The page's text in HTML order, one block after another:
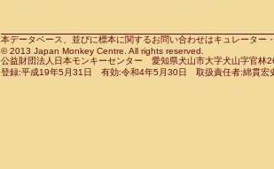
CercopithecidaePapio anubis(0)
CercopithecidaePapio cynocephalus
CercopithecidaePapio hamadryas(0)
CebidaeSaguinus leucopus(0)
CebidaeSaguinus midas(0)
Cebidae Saguinus mystax(0)
本データベース、並びに標本に関するお問い合わせはキュレータ
© 2013 Japan Monkey Centre. All rights reserved.
公益財団法人日本モンキーセンター 愛知県犬山市大字犬山字官
登録:平成19年5月31日 有効:令和4年5月30日 取扱責任者:綿貫宏